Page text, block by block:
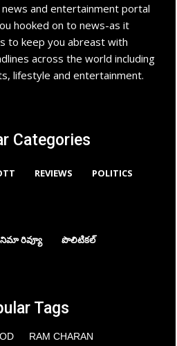
and entertainment portal
hooked on to news-as it
to keep you abreast with
across the world including
lifestyle and entertainment.
Categories
REVIEWS POLITICS
రివ్యూ పొలిటికల్
Tags
RAM CHARAN